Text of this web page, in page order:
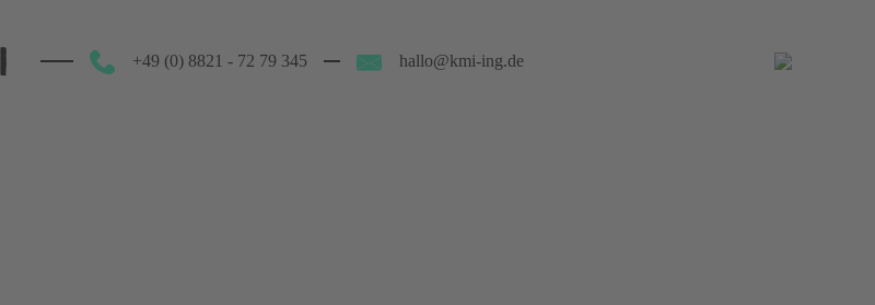
+49 (0) 8821 - 72 79 345 hallo@kmi-ing.de